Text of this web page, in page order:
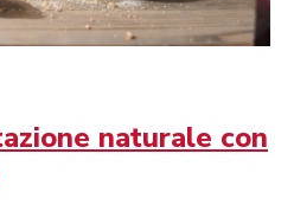
naturale con